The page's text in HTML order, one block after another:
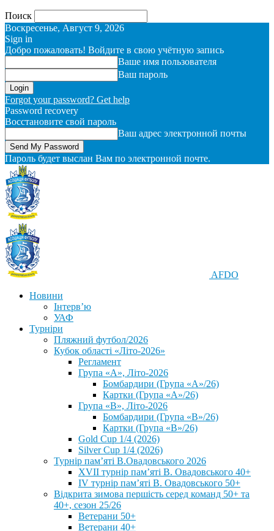
Поиск
Воскресенье, Август 9, 2026
Sign in
Добро пожаловать! Войдите в свою учётную запись
Ваше имя пользователя
Ваш пароль
Forgot your password? Get help
Password recovery
Восстановите свой пароль
Ваш адрес электронной почты
Пароль будет выслан Вам по электронной почте.
AFDO
Новини
Інтерв’ю
УАФ
Турніри
Пляжний футбол/2026
Кубок області «Літо-2026»
Регламент
Група «А», Літо-2026
Бомбардири (Група «А»/26)
Картки (Група «А»/26)
Група «В», Літо-2026
Бомбардири (Група «В»/26)
Картки (Група «В»/26)
Gold Cup 1/4 (2026)
Silver Cup 1/4 (2026)
Турнір пам’яті В.Овадовського 2026
XVII турнір пам’яті В. Овадовського 40+
IV турнір пам’яті В. Овадовського 50+
Відкрита зимова першість серед команд 50+ та
40+, сезон 25/26
Ветерани 50+
Ветерани 40+